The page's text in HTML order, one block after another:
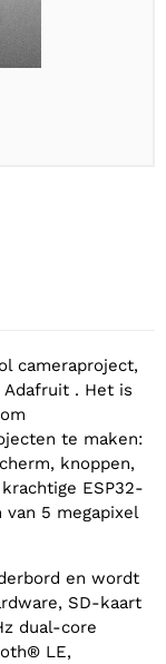
cameraproject,
Adafruit . Het is
te maken:
knoppen,
ESP32-
5 megapixel
en wordt
SD-kaart
dual-core
LE,